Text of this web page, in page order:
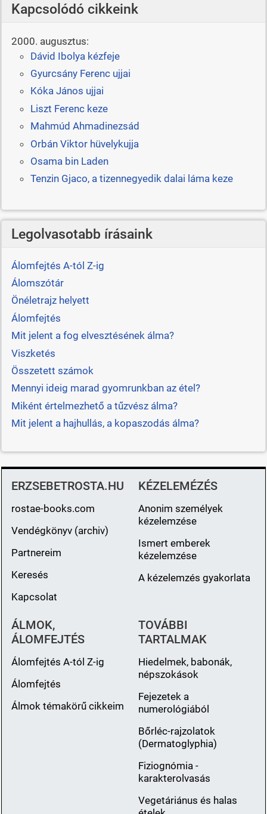
Kapcsolódó cikkeink
2000. augusztus:
Dávid Ibolya kézfeje
Gyurcsány Ferenc ujjai
Kóka János ujjai
Liszt Ferenc keze
Mahmúd Ahmadinezsád
Orbán Viktor hüvelykujja
Osama bin Laden
Tenzin Gjaco, a tizennegyedik dalai láma keze
Legolvasotabb írásaink
Álomfejtés A-tól Z-ig
Álomszótár
Önéletrajz helyett
Álomfejtés
Mit jelent a fog elvesztésének álma?
Viszketés
Összetett számok
Mennyi ideig marad gyomrunkban az étel?
Miként értelmezhető a tűzvész álma?
Mit jelent a hajhullás, a kopaszodás álma?
ERZSEBETROSTA.HU
rostae-books.com
Vendégkönyv (archiv)
Partnereim
Keresés
Kapcsolat
KÉZELEMÉZÉS
Anonim személyek
kézelemzése
Ismert emberek
kézelemzése
A kézelemzés gyakorlata
ÁLMOK,
ÁLOMFEJTÉS
Álomfejtés A-tól Z-ig
Álomfejtés
Álmok témakörű cikkeim
TOVÁBBI
TARTALMAK
Hiedelmek, babonák,
népszokások
Fejezetek a
numerológiából
Bőrléc-rajzolatok
(Dermatoglyphia)
Fiziognómia -
karakterolvasás
Vegetáriánus és halas